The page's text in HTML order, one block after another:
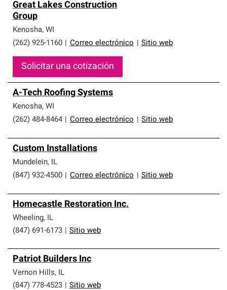
Great Lakes Construction
Group
Kenosha, WI
(262) 925-1160
Correo electrónico Sitio web
Solicitar una cotización
A-Tech Roofing Systems
Kenosha, WI
(262) 484-8464
Correo electrónico Sitio web
Custom Installations
Mundelein, IL
(847) 932-4500
Correo electrónico Sitio web
Homecastle Restoration Inc.
Wheeling, IL
(847) 691-6173
Sitio web
Patriot Builders Inc
Vernon Hills, IL
(847) 778-4523
Sitio web